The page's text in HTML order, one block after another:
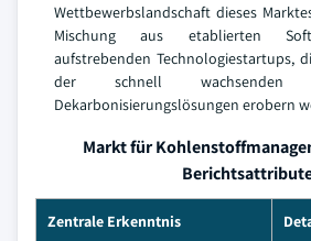
Wettbewerbslandschaft dieses
Mischung aus etablierten
aufstrebenden Technologiestartups,
der schnell wachsenden
Dekarbonisierungslösungen erobern
Markt für
Zentrale Erkenntnis